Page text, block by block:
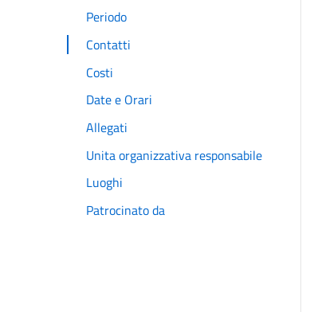
Periodo
Contatti
Costi
Date e Orari
Allegati
Unita organizzativa responsabile
Luoghi
Patrocinato da